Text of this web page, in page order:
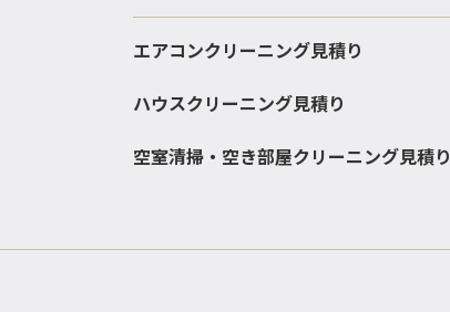
エアコンクリーニング見積り
ハウスクリーニング見積り
空室清掃・空き部屋クリーニング見積り